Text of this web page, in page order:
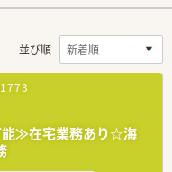
並び順
能≫在宅業務あり☆海